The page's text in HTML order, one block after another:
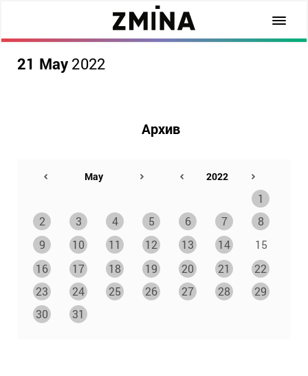
21 May 2022
Архив
1
2
3 4 5 6 7
8
9
10 11 12 13 14
15
16
17 18 19 20 21
22
23
24 25 26 27 28
29
30
31